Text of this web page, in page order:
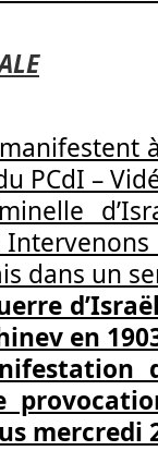
PCdI –
dans un
en
mercredi